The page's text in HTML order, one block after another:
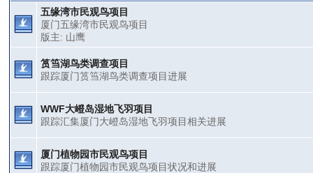
五缘湾市民观鸟项目
厦门五缘湾市民观鸟项目
版主: 山鹰
筼筜湖鸟类调查项目
跟踪厦门筼筜湖鸟类调查项目进展
WWF大嶝岛湿地飞羽项目
跟踪汇集厦门大嶝岛湿地飞羽项目相关进展
厦门植物园市民观鸟项目
跟踪厦门植物园市民观鸟项目状况和进展